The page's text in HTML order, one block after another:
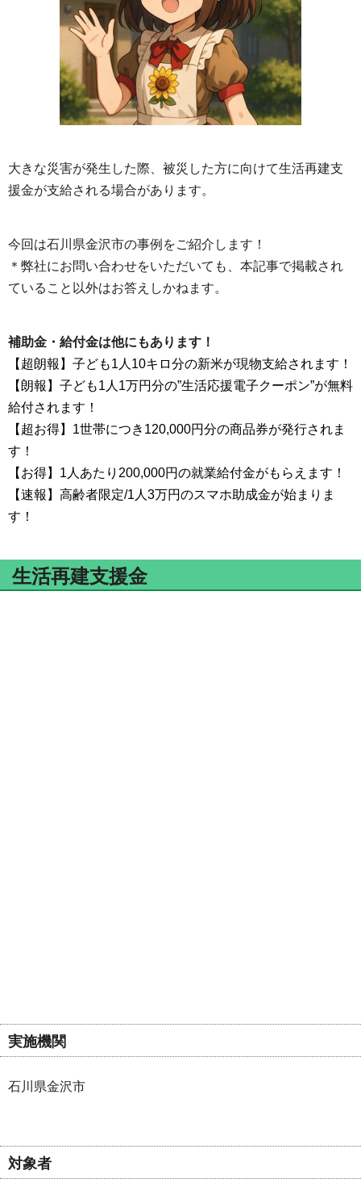
大きな災害が発生した際、被災した方に向けて生活再建支
援金が支給される場合があります。
今回は石川県金沢市の事例をご紹介します！
＊弊社にお問い合わせをいただいても、本記事で掲載され
ていること以外はお答えしかねます。
補助金・給付金は他にもあります！
【超朗報】子ども1人10キロ分の新米が現物支給されます！
【朗報】子ども1人1万円分の”生活応援電子クーポン”が無料
給付されます！
【超お得】1世帯につき120,000円分の商品券が発行されま
す！
【お得】1人あたり200,000円の就業給付金がもらえます！
【速報】高齢者限定/1人3万円のスマホ助成金が始まりま
す！
生活再建支援金
実施機関
石川県金沢市
対象者